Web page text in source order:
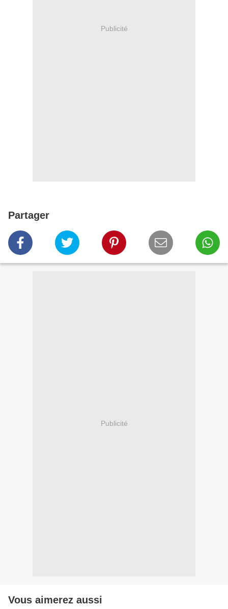
Publicité
Partager
Publicité
Vous aimerez aussi